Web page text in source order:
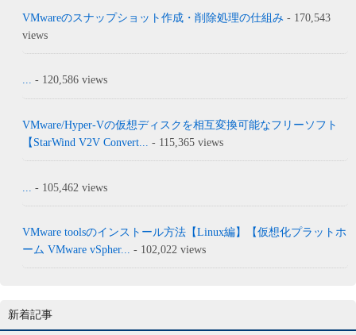
VMwareのスナップショット作成・削除処理の仕組み - 170,543
views
... - 120,586 views
VMware/Hyper-Vの仮想ディスクを相互変換可能なフリーソフト
【StarWind V2V Convert... - 115,365 views
- 105,462 views
VMware toolsのインストール方法【Linux編】【仮想化プラットホ
ーム VMware vSpher... - 102,022 views
新着記事